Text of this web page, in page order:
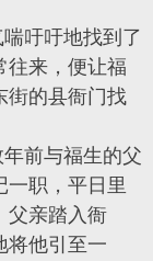
吁吁地找到了
往来，便让福
街的县衙门找
前与福生的父
一职，平日里
父亲踏入衙
将他引至一